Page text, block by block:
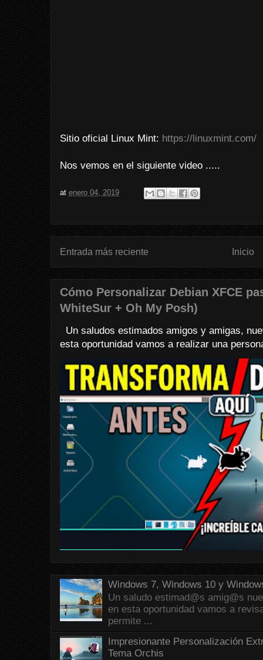
Sitio oficial Linux Mint: https://linuxmint.com/
Nos vemos en el siguiente video .....
at enero 04, 2019
Entrada más reciente Inicio
Cómo Personalizar Debian XFCE
WhiteSur + Oh My Posh)
Un saludos estimados amigos y amigas,
esta oportunidad vamos a realizar una
Windows 7, Windows 10 y
Un saludo estimad@s amig@s
en esta oportunidad vamos a
permite ...
Impresionante Personalización
Tema Orchis